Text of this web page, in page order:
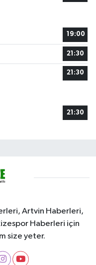
19:00
21:30
21:30
21:30
Artvin Haberleri,
Haberleri için
size yeter.